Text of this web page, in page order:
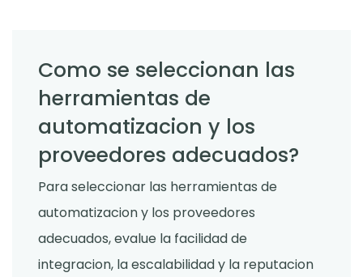
Como se seleccionan las
herramientas de
automatizacion y los
proveedores adecuados?
Para seleccionar las herramientas de
automatizacion y los proveedores
adecuados, evalue la facilidad de
integracion, la escalabilidad y la reputacion